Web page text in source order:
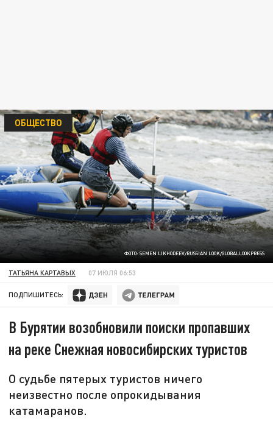
ФОТО: SEMEN LIKHODEEV/RUSSIAN LOOK/GLOBALLOOKPRESS
ОБЩЕСТВО
ТАТЬЯНА КАРТАВЫХ 07 ИЮЛЯ 06:53
ПОДПИШИТЕСЬ:
В Бурятии возобновили поиски пропавших
на реке Снежная новосибирских туристов
О судьбе пятерых туристов ничего
неизвестно после опрокидывания
катамаранов.